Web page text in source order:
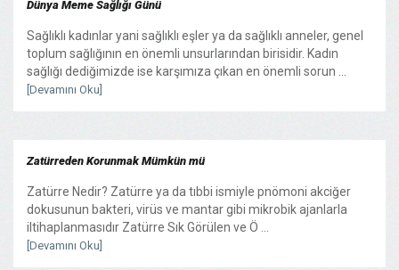
Dünya Meme Sağlığı Günü
Sağlıklı kadınlar yani sağlıklı eşler ya da sağlıklı anneler, genel
toplum sağlığının en önemli unsurlarından birisidir. Kadın
sağlığı dediğimizde ise karşımıza çıkan en önemli sorun ...
[Devamını Oku]
Zatürreden Korunmak Mümkün mü
Zatürre Nedir? Zatürre ya da tıbbi ismiyle pnömoni akciğer
dokusunun bakteri, virüs ve mantar gibi mikrobik ajanlarla
iltihaplanmasıdır Zatürre Sık Görülen ve Ö ...
[Devamını Oku]